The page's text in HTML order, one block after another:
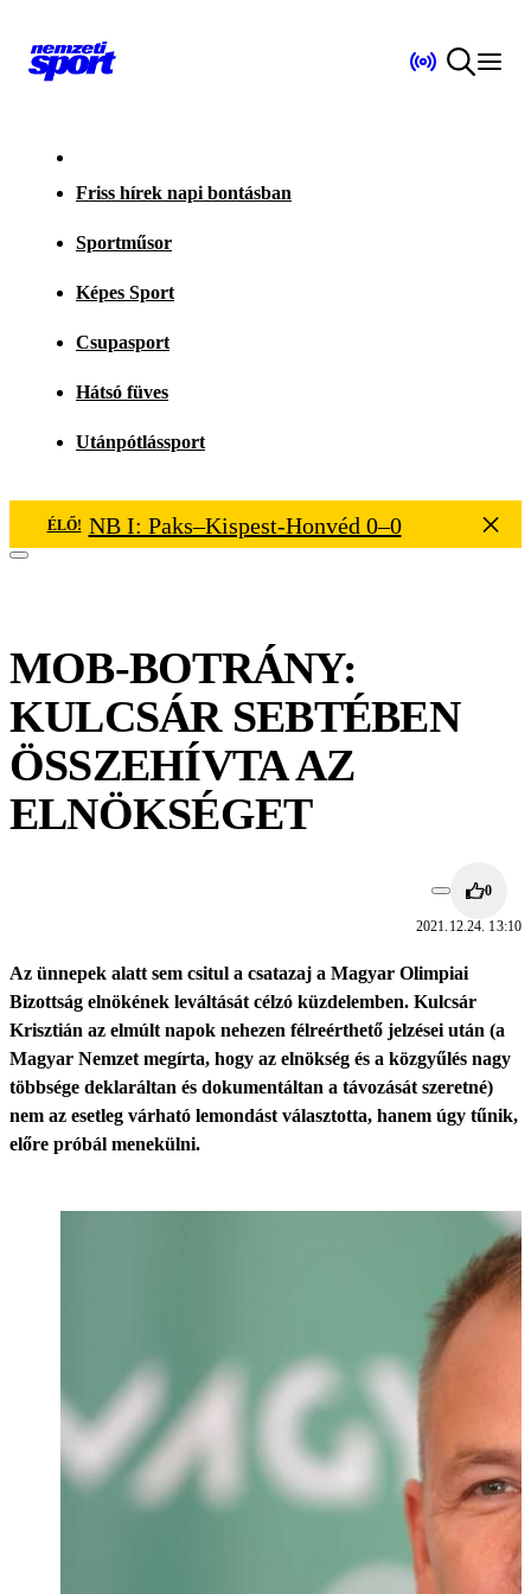
Friss hírek napi bontásban
Sportműsor
Képes Sport
Csupasport
Hátsó füves
Utánpótlássport
ÉLŐ! NB I: Paks–Kispest-Honvéd 0–0
MOB-BOTRÁNY:
KULCSÁR SEBTÉBEN
ÖSSZEHÍVTA AZ
ELNÖKSÉGET
0
2021.12.24. 13:10
Az ünnepek alatt sem csitul a csatazaj a Magyar Olimpiai
Bizottság elnökének leváltását célzó küzdelemben. Kulcsár
Krisztián az elmúlt napok nehezen félreérthető jelzései után (a
Magyar Nemzet megírta, hogy az elnökség és a közgyűlés nagy
többsége deklaráltan és dokumentáltan a távozását szeretné)
nem az esetleg várható lemondást választotta, hanem úgy tűnik,
előre próbál menekülni.